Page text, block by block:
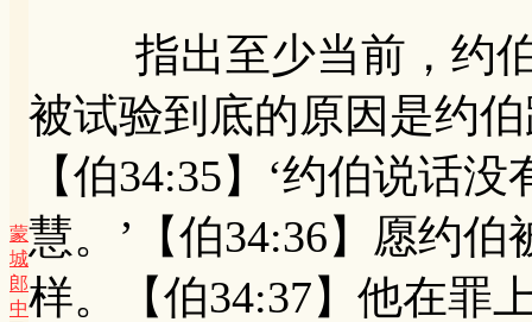
蒙
城
郎
中
指出至少当前，约伯
被试验到底的原因是约
【伯34:35】‘约伯说话
慧。’【伯34:36】愿约
样。【伯34:37】他在罪